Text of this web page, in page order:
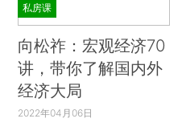
私房课
向松祚：宏观经济70
讲，带你了解国内外
经济大局
2022年04月06日